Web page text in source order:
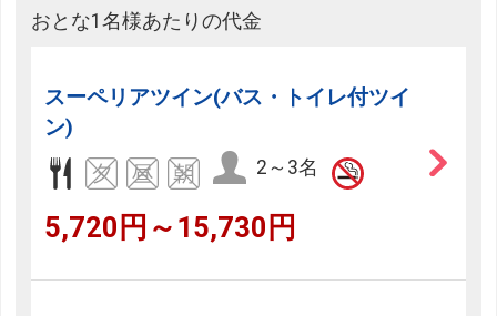
おとな1名様あたりの代金
スーペリアツイン(バス・トイレ付ツイ
ン)
2～3名
5,720円～15,730円